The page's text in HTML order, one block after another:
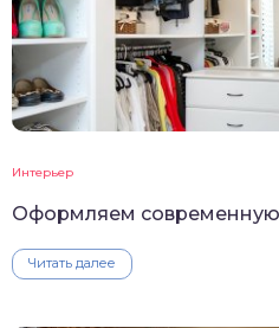
Интерьер
Оформляем
Читать далее